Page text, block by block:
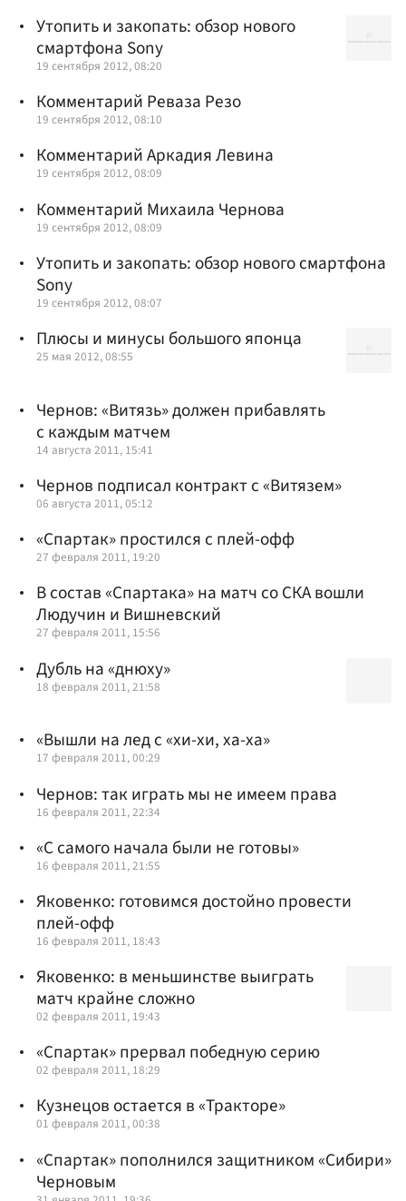
Утопить и закопать: обзор нового
смартфона Sony
19 сентября 2012, 08:20
Комментарий Реваза Резо
19 сентября 2012, 08:10
Комментарий Аркадия Левина
19 сентября 2012, 08:09
Комментарий Михаила Чернова
19 сентября 2012, 08:09
Утопить и закопать: обзор нового смартфона
Sony
19 сентября 2012, 08:07
Плюсы и минусы большого японца
25 мая 2012, 08:55
Чернов: «Витязь» должен прибавлять
с каждым матчем
14 августа 2011, 15:41
Чернов подписал контракт с «Витязем»
06 августа 2011, 05:12
«Спартак» простился с плей-офф
27 февраля 2011, 19:20
В состав «Спартака» на матч со СКА вошли
Людучин и Вишневский
27 февраля 2011, 15:56
Дубль на «днюху»
18 февраля 2011, 21:58
«Вышли на лед с «хи-хи, ха-ха»
17 февраля 2011, 00:29
Чернов: так играть мы не имеем права
16 февраля 2011, 22:34
«С самого начала были не готовы»
16 февраля 2011, 21:55
Яковенко: готовимся достойно провести
плей-офф
16 февраля 2011, 18:43
Яковенко: в меньшинстве выиграть
матч крайне сложно
02 февраля 2011, 19:43
«Спартак» прервал победную серию
02 февраля 2011, 18:29
Кузнецов остается в «Тракторе»
01 февраля 2011, 00:38
«Спартак» пополнился защитником «Сибири»
Черновым